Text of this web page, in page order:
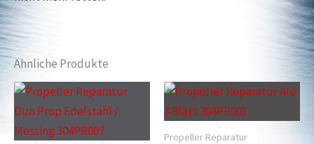
Ähnliche Produkte
Propeller Reparatur